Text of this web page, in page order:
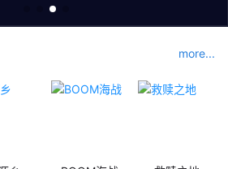
more...